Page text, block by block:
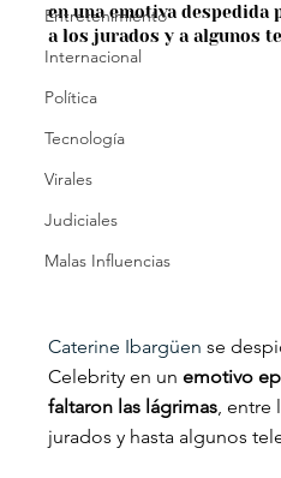
Entretenimiento
Internacional
Política
Tecnología
Virales
Judiciales
Malas Influencias
en una emotiva despedida
a los jurados y a algunos
Caterine Ibargüen se
Celebrity en un emotivo
faltaron las lágrimas ,
jurados y hasta algunos